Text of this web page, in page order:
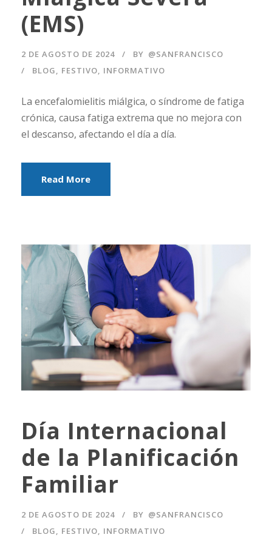
(EMS)
2 DE AGOSTO DE 2024 BY @SANFRANCISCO
BLOG, FESTIVO, INFORMATIVO
La encefalomielitis miálgica, o síndrome de fatiga
crónica, causa fatiga extrema que no mejora con
el descanso, afectando el día a día.
Read More
Día Internacional
de la Planificación
Familiar
2 DE AGOSTO DE 2024 BY @SANFRANCISCO
BLOG, FESTIVO, INFORMATIVO